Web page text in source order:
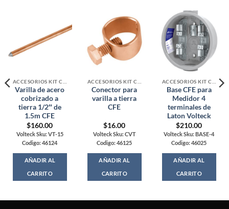
Varilla de acero
cobrizado a
tierra 1/2″ de
1.5m CFE
$160.00
Volteck Sku: VT-15
Codigo: 46124
AÑADIR AL
CARRITO
Conector para
varilla a tierra
CFE
$16.00
Volteck Sku: CVT
Codigo: 46125
AÑADIR AL
CARRITO
Base CFE para
Medidor 4
terminales de
Laton Volteck
$210.00
Volteck Sku: BASE-4
Codigo: 46025
AÑADIR AL
CARRITO